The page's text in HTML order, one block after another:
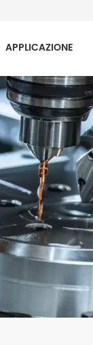
APPLICAZIONE